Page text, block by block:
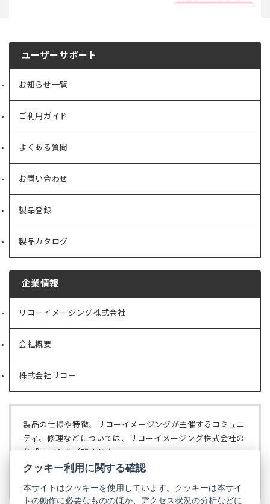
ユーザーサポート
お知らせ一覧
ご利用ガイド
よくある質問
お問い合わせ
製品登録
製品カタログ
企業情報
リコーイメージング株式会社
（新
タ
ブ
で
開
く）
会社概要
（新
タ
ブ
く）
株式会社リコー
（新
ブ
開
製品の仕様や特徴、リコーイメージングが主催するコミュニ
ティ、修理などについては、リコーイメージング株式会社の
公式サイトをご覧ください。
リコーイメージング株式会社の公式サイト
（新
し
クッキー利用に関する確認
本サイトはクッキーを使用しています。クッキーは本サイ
トの動作に必要なもののほか、アクセス状況の分析などに